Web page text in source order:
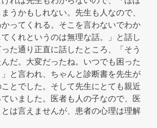
うかもしれない。先生も人なので、
ってくれる。そこを言わないでわか
くれというのは無理な話。」と話し
た通り正直に話したところ、「そう
だ。大変だったね。いつでも困った
と言われ、ちゃんと診断書を先生が
とでした。そして先生にとても親近
いました。医者も人の子なので、医
は言えませんが、患者の心理は理解